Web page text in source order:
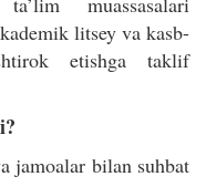
litsey va kasb-
etishga taklif
jamoalar bilan suhbat